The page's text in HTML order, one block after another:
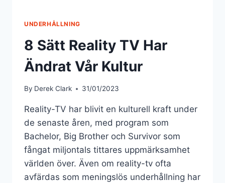
UNDERHÅLLNING
8 Sätt Reality TV Har
Ändrat Vår Kultur
By Derek Clark 31/01/2023
Reality-TV har blivit en kulturell kraft under
de senaste åren, med program som
Bachelor, Big Brother och Survivor som
fångat miljontals tittares uppmärksamhet
världen över. Även om reality-tv ofta
avfärdas som meningslös underhållning har